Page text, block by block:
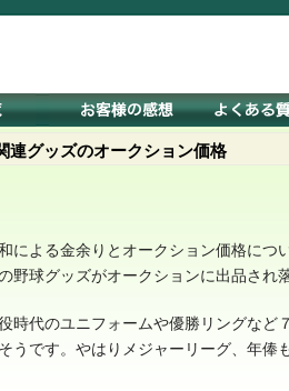
連グッズのオークション価格
による金余りとオークション価格につ
野球グッズがオークションに出品され
時代のユニフォームや優勝リングなど
うです。やはりメジャーリーグ、年